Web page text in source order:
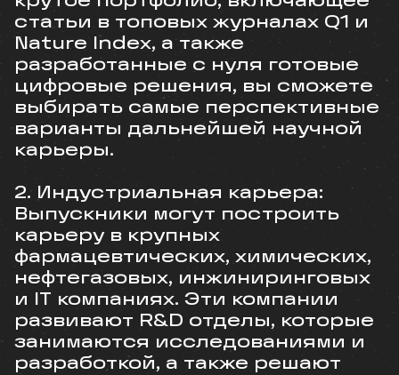
статьи в топовых журналах Q1 и
Nature Index, а также
разработанные с нуля готовые
цифровые решения, вы сможете
выбирать самые перспективные
варианты дальнейшей научной
карьеры.
2. Индустриальная карьера:
Выпускники могут построить
карьеру в крупных
фармацевтических, химических,
нефтегазовых, инжиниринговых
и IT компаниях. Эти компании
развивают R&D отделы, которые
занимаются исследованиями и
разработкой, а также решают